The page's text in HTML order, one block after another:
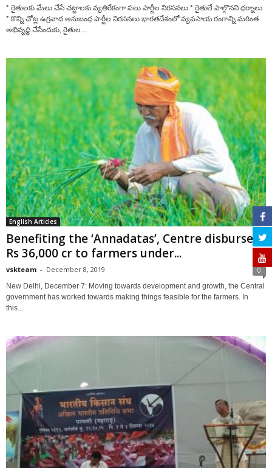
* రైతులకు మేలు చేసే చట్టాలకు వ్యతిరేకంగా పలు పార్టీల నిరసనలు * రైతులే పాల్గొనని ధర్నాలు
* కొన్ని చోట్ల ఉగ్రవాద అనుబంధ పార్టీల నిరసనలు భారతదేశంలో వ్యవసాయ రంగాన్ని మరింత
అభివృద్ధి చేసేందుకు, రైతుల...
English Articles
Benefiting the ‘Annadatas’, Centre disburses
Rs 36,000 cr to farmers under...
vskteam - December 8, 2019 0
New Delhi, December 7: Moving towards development and growth, the Central
government has worked towards making things feasible for the farmers. In
this...